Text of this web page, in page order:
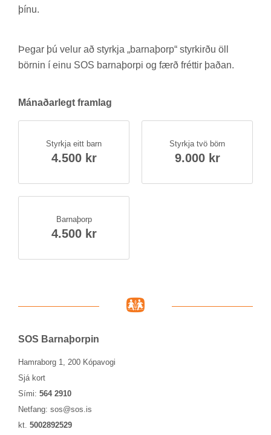
þínu.
Þeg­ar þú vel­ur að styrkja „barna­þorp“ styrk­irðu öll
börn­in í einu SOS barna­þorpi og færð frétt­ir það­an.
Mán­að­ar­legt fram­lag
Styrkja eitt barn
4.500 kr
Styrkja tvö börn
9.000 kr
Barna­þorp
4.500 kr
SOS Barna­þorp­in
Hamraborg 1, 200 Kópavogi
Sjá kort
Sími: 564 2910
Netfang: sos@sos.is
kt. 5002892529